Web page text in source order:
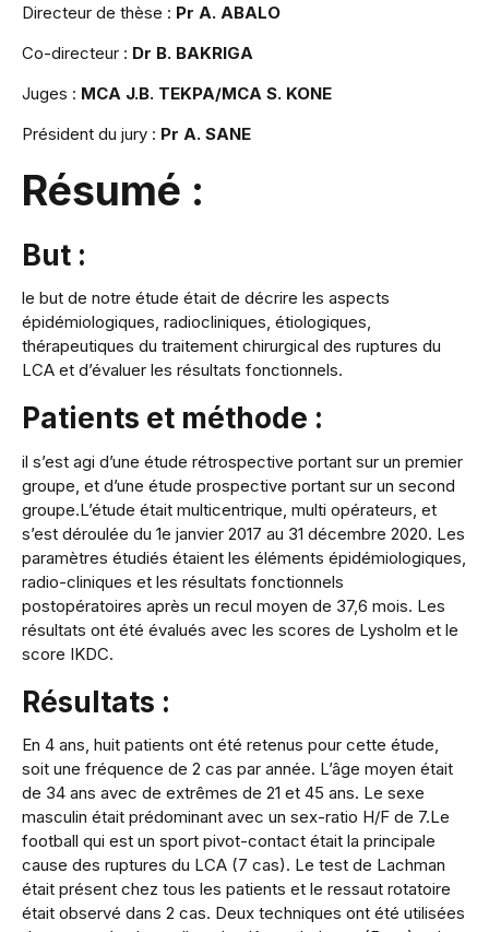
Directeur de thèse : Pr A. ABALO
Co-directeur : Dr B. BAKRIGA
Juges : MCA J.B. TEKPA/MCA S. KONE
Président du jury : Pr A. SANE
Résumé :
But :
le but de notre étude était de décrire les aspects
épidémiologiques, radiocliniques, étiologiques,
thérapeutiques du traitement chirurgical des ruptures du
LCA et d’évaluer les résultats fonctionnels.
Patients et méthode :
il s’est agi d’une étude rétrospective portant sur un premier
groupe, et d’une étude prospective portant sur un second
groupe.L’étude était multicentrique, multi opérateurs, et
s’est déroulée du 1e janvier 2017 au 31 décembre 2020. Les
paramètres étudiés étaient les éléments épidémiologiques,
radio-cliniques et les résultats fonctionnels
postopératoires après un recul moyen de 37,6 mois. Les
résultats ont été évalués avec les scores de Lysholm et le
score IKDC.
Résultats :
En 4 ans, huit patients ont été retenus pour cette étude,
soit une fréquence de 2 cas par année. L’âge moyen était
de 34 ans avec de extrêmes de 21 et 45 ans. Le sexe
masculin était prédominant avec un sex-ratio H/F de 7.Le
football qui est un sport pivot-contact était la principale
cause des ruptures du LCA (7 cas). Le test de Lachman
était présent chez tous les patients et le ressaut rotatoire
était observé dans 2 cas. Deux techniques ont été utilisées